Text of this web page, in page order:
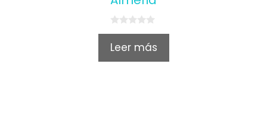
0
u
Leer más